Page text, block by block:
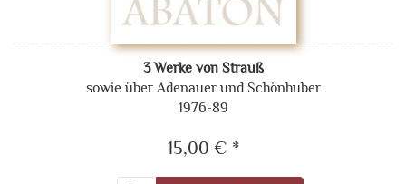
3 Werke von Strauß
sowie über Adenauer und Schönhuber
1976-89
15,00 € *